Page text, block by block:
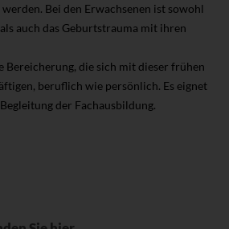
Bei den Erwachsenen ist sowohl
auch das Geburtstrauma mit ihren
Bereicherung, die sich mit dieser frühen
beruflich wie persönlich. Es eignet
der Fachausbildung.